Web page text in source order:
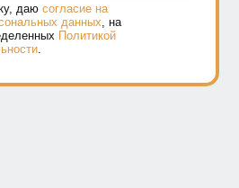
даюсогласие на
данных , на
Политикой